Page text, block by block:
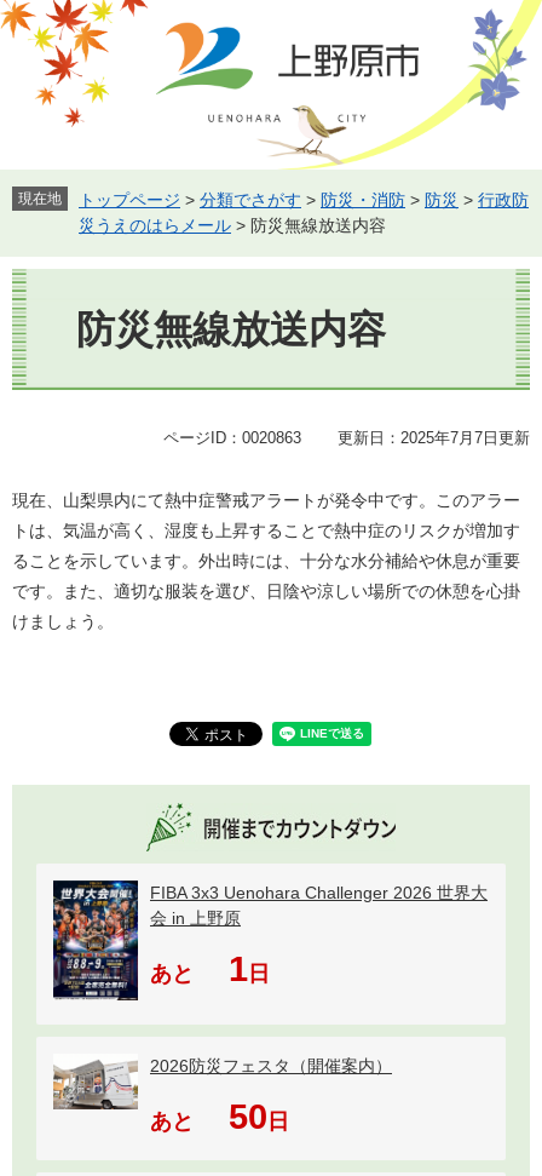
ペ
ー
す。
メ
ニ
し
て
文
へ
現在地 トップページ > 分類でさがす > 防災・消防 > 防災 > 行政防
災うえのはらメール > 防災無線放送内容
本
文
防災無線放送内容
ページID：0020863 更新日：2025年7月7日更新
現在、山梨県内にて熱中症警戒アラートが発令中です。このアラー
トは、気温が高く、湿度も上昇することで熱中症のリスクが増加す
ることを示しています。外出時には、十分な水分補給や休息が重要
です。また、適切な服装を選び、日陰や涼しい場所での休憩を心掛
けましょう。
FIBA 3x3 Uenohara Challenger 2026 世界大
会 in 上野原
あと 1日
2026防災フェスタ（開催案内）
あと 50 日